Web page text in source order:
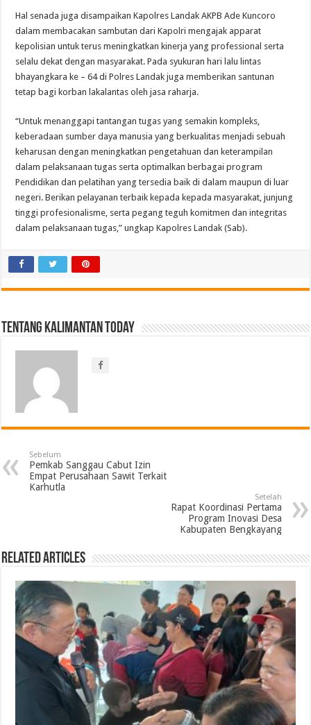
Hal senada juga disampaikan Kapolres Landak AKPB Ade Kuncoro
dalam membacakan sambutan dari Kapolri mengajak apparat
kepolisian untuk terus meningkatkan kinerja yang professional serta
selalu dekat dengan masyarakat. Pada syukuran hari lalu lintas
bhayangkara ke – 64 di Polres Landak juga memberikan santunan
tetap bagi korban lakalantas oleh jasa raharja.
“Untuk menanggapi tantangan tugas yang semakin kompleks,
keberadaan sumber daya manusia yang berkualitas menjadi sebuah
keharusan dengan meningkatkan pengetahuan dan keterampilan
dalam pelaksanaan tugas serta optimalkan berbagai program
Pendidikan dan pelatihan yang tersedia baik di dalam maupun di luar
negeri. Berikan pelayanan terbaik kepada kepada masyarakat, junjung
tinggi profesionalisme, serta pegang teguh komitmen dan integritas
dalam pelaksanaan tugas,” ungkap Kapolres Landak (Sab).
Tentang Kalimantan Today
Sebelum
Pemkab Sanggau Cabut Izin
Empat Perusahaan Sawit Terkait
Karhutla
Setelah
Rapat Koordinasi Pertama
Program Inovasi Desa
Kabupaten Bengkayang
Related Articles